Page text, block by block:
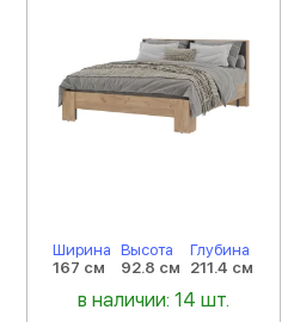
Ширина
167 см
Высота
92.8 см
Глубина
211.4 см
в наличии: 14 шт.